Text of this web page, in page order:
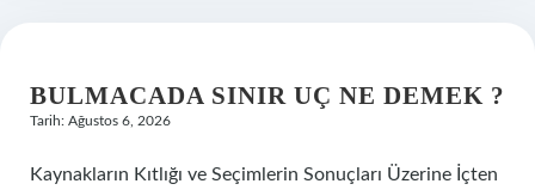
BULMACADA SINIR UÇ NE DEMEK ?
Tarih: Ağustos 6, 2026
Kaynakların Kıtlığı ve Seçimlerin Sonuçları Üzerine İçten